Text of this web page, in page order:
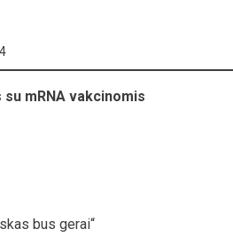
mRNA vakcinomis
bus gerai“